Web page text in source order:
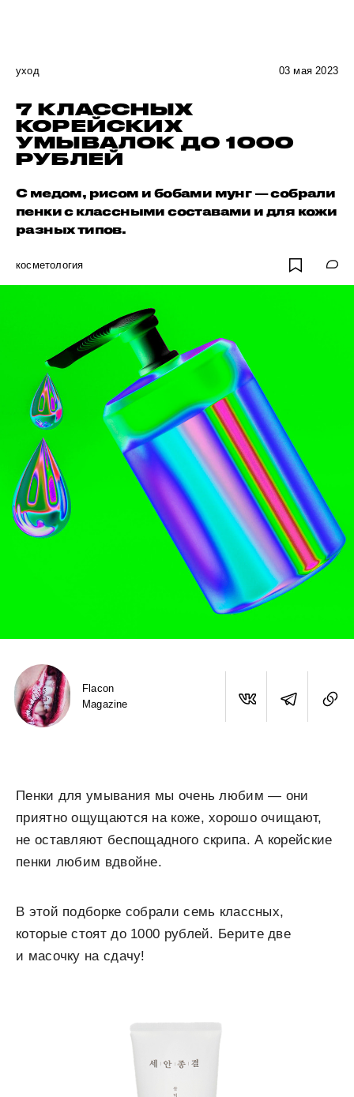
уход 03 мая 2023
7 КЛАССНЫХ
КОРЕЙСКИХ
УМЫВАЛОК ДО 1000
РУБЛЕЙ
С медом, рисом и бобами мунг — собрали
пенки с классными составами и для кожи
разных типов.
косметология
Flacon
Magazine
Пенки для умывания мы очень любим — они
приятно ощущаются на коже, хорошо очищают,
не оставляют беспощадного скрипа. А корейские
пенки любим вдвойне.
В этой подборке собрали семь классных,
которые стоят до 1000 рублей. Берите две
и масочку на сдачу!